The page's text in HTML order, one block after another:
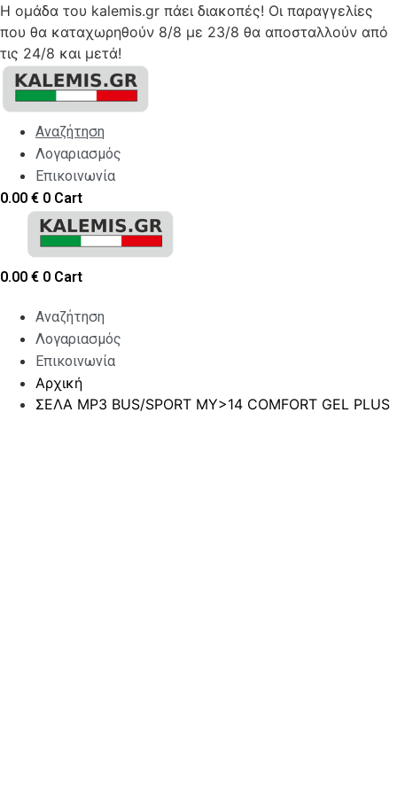
Η ομάδα του kalemis.gr πάει διακοπές! Οι παραγγελίες
που θα καταχωρηθούν 8/8 με 23/8 θα αποσταλλούν από
τις 24/8 και μετά!
Skip
content
Αναζήτηση
Λογαριασμός
Επικοινωνία
0.00 € 0 Cart
0.00 € 0 Cart
Αναζήτηση
Λογαριασμός
Επικοινωνία
Αρχική
ΣΕΛΑ MP3 BUS/SPORT MY>14 COMFORT GEL PLUS